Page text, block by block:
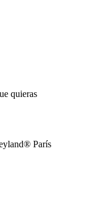
quieras
París